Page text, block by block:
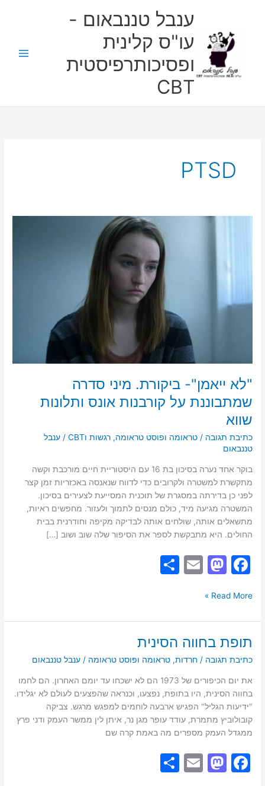
ענבל טננבאום -
עו"ס קלינית
ופסיכותרפיסטית
CBT
PTSD
"לא ייאמן"- ביקורת. מיני סדרה
שמתבוננת על קורבנות אונס ותלונות
שווא
כתיבת תגובה /טראומה ופוסט טראומה,רגשות וCBT /ענבל
טננבאום
בוקר אחד נערה בסיכון בת 16 עם היסטוריית חיים מורכבת וקשה
מתקשרת למשטרה ולקרובים כדי לדווח שנאנסה באכזריות זמן קצר
לפני כן בדירתה במסגרת של תוכנית המסייעת לצעירים בסיכון.
המשטרה מגיעה מיד, כולם מנסים לתמוך ולעזור. מחפשים ראיות,
מתשאלים אותה, שולחים אותה לבדיקה מקיפה וחודרנית בבית
החולים. היא מתבקשת לספר את הסיפור שלה שוב ושוב […]
F
c
e
b
o
o
k
M
st
o
d
o
n
E
l
e
Read More »
תופת בחווה הסינית
כתיבת תגובה /חרדות,טראומה ופוסט טראומה /ענבל טננבאום
את יום הכיפורים של 1973 הם לא ישכחו עד יומם האחרון. הם לחמו
בחווה הסינית, היו בתופת, נפצעו, וכנראה שהפצעים לעולם לא יגלידו.
"ידיעות הגליל" הפגיש ארבעה לוחמים למפגש מרגש. צביקה
קובולוביץ מתמרת, עודד עופר מגן נר, איתן לין ממשר העמק ודני פרץ
ממגדל העמק מספרים מה באמת קרה שם
F
M
E
תופת
הסינית